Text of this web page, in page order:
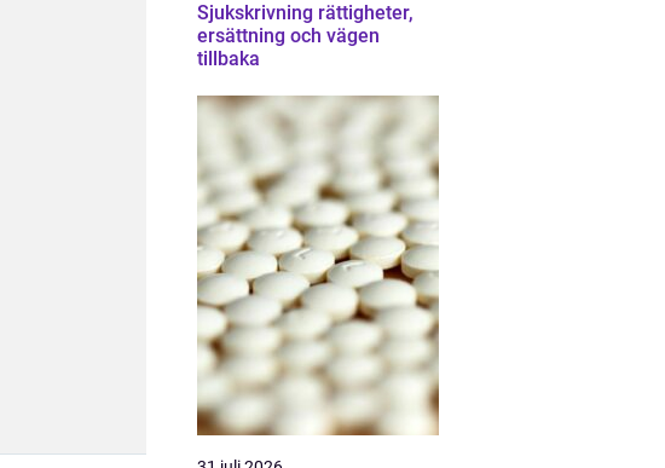
Sjukskrivning rättigheter,
ersättning och vägen
tillbaka